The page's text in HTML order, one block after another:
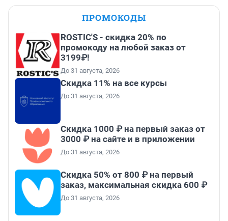
ПРОМОКОДЫ
ROSTIC'S - скидка 20% по
промокоду на любой заказ от
3199₽!
До 31 августа, 2026
Скидка 11% на все курсы
До 31 августа, 2026
Скидка 1000 ₽ на первый заказ от
3000 ₽ на сайте и в приложении
До 31 августа, 2026
Скидка 50% от 800 ₽ на первый
заказ, максимальная скидка 600 ₽
До 31 августа, 2026